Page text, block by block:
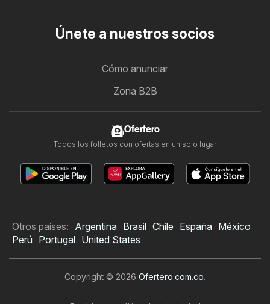
Únete a nuestros socios
Cómo anunciar
Zona B2B
Ofertero
Todos los folletos con ofertas en un solo lugar
Otros países: Argentina Brasil Chile España México
Perú Portugal United States
Copyright © 2026 Ofertero.com.co.